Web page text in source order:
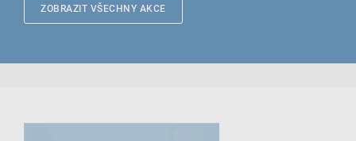
ZOBRAZIT VŠECHNY AKCE